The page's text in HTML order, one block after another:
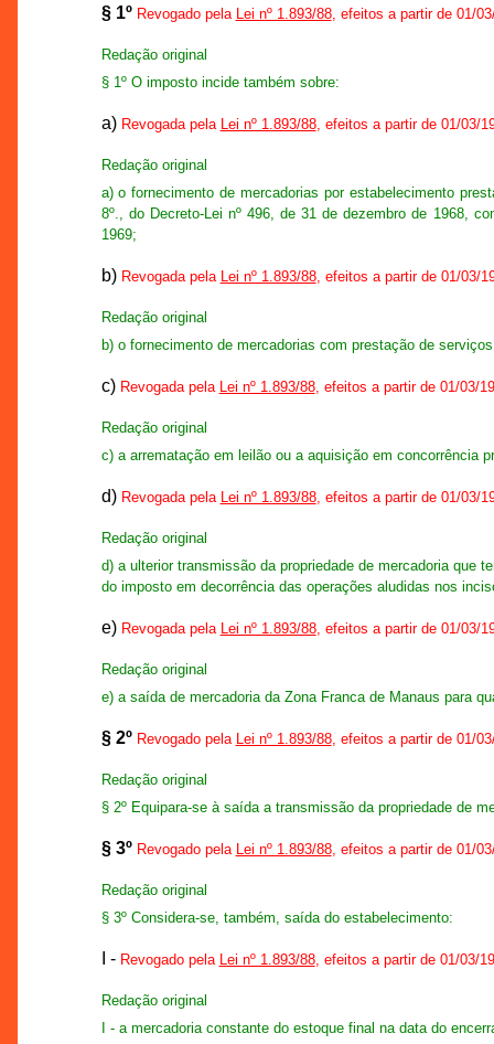
§ 1º Revogado pela Lei nº 1.893/88, efeitos a partir de 01/
Redação original
§ 1º O imposto incide também sobre:
a) Revogada pela Lei nº 1.893/88, efeitos a partir de 01/03/
Redação original
a) o fornecimento de mercadorias por estabelecimento
8º., do Decreto-Lei nº 496, de 31 de dezembro de 1968,
1969;
b) Revogada pela Lei nº 1.893/88, efeitos a partir de 01/03/
Redação original
b) o fornecimento de mercadorias com prestação de
c) Revogada pela Lei nº 1.893/88, efeitos a partir de 01/03/
Redação original
c) a arrematação em leilão ou a aquisição em concorrência
d) Revogada pela Lei nº 1.893/88, efeitos a partir de 01/03/
Redação original
d) a ulterior transmissão da propriedade de mercadoria que
do imposto em decorrência das operações aludidas nos
e) Revogada pela Lei nº 1.893/88, efeitos a partir de 01/03/
Redação original
e) a saída de mercadoria da Zona Franca de Manaus para
§ 2º Revogado pela Lei nº 1.893/88, efeitos a partir de 01/
Redação original
§ 2º Equipara-se à saída a transmissão da propriedade de
§ 3º Revogado pela Lei nº 1.893/88, efeitos a partir de 01/
Redação original
§ 3º Considera-se, também, saída do estabelecimento:
I - Revogado pela Lei nº 1.893/88, efeitos a partir de 01/03/
Redação original
I - a mercadoria constante do estoque final na data do